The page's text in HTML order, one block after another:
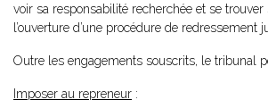
voir sa responsabilité recherchée et se trouver
l’ouverture d’une procédure de redressement
Outre les engagements souscrits, le tribunal
Imposer au repreneur :